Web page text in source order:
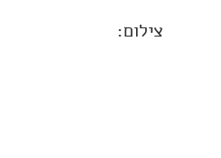
צילום: